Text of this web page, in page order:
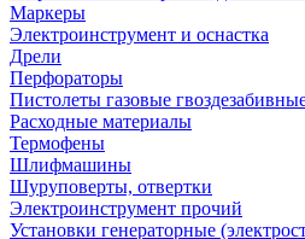
Маркеры
Электроинструмент и оснастка
Дрели
Перфораторы
Пистолеты газовые
Расходные материалы
Термофены
Шлифмашины
Шуруповерты, отвертки
Электроинструмент прочий
Установки генераторные